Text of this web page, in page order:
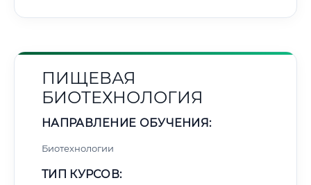
ПИЩЕВАЯ
БИОТЕХНОЛОГИЯ
НАПРАВЛЕНИЕ ОБУЧЕНИЯ:
Биотехнологии
ТИП КУРСОВ: